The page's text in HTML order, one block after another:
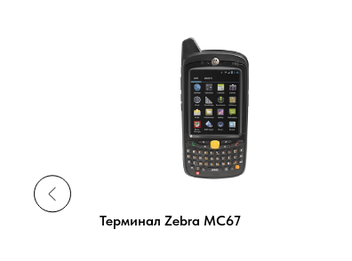
Терминал Zebra MC67